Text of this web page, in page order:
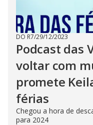
DO R7/29/12/2023
Podcast das
voltar com
promete
férias
Chegou a hora de
para 2024